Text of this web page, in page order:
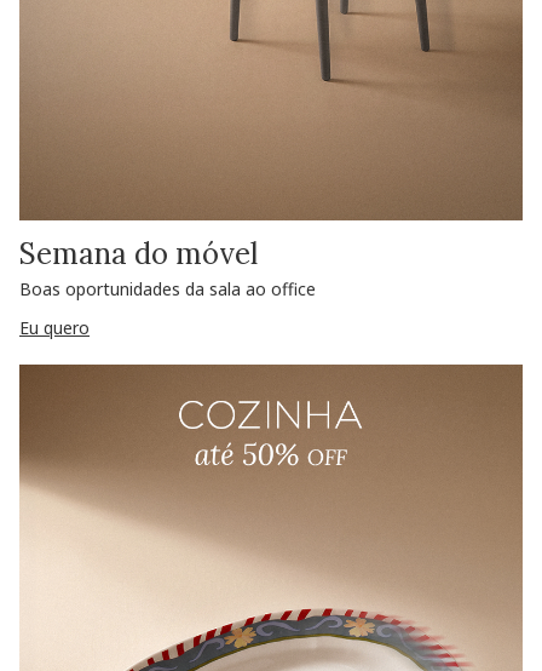
Semana do móvel
Boas oportunidades da sala ao office
Eu quero